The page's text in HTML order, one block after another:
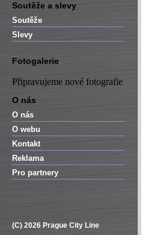
Soutěže a slevy
Soutěže
Slevy
Fotogalerie
Připravujeme nové fotografie
O nás
O nás
O webu
Kontakt
Reklama
Pro partnery
(C) 2026 Prague City Line